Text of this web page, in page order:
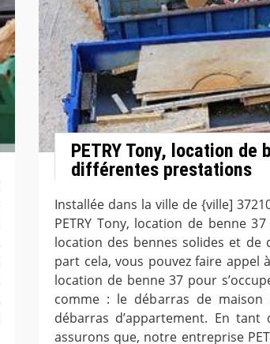
PETRY Tony, location de
différentes prestations
Installée dans la ville de {ville]
PETRY Tony, location de benne
location des bennes solides et de
part cela, vous pouvez faire appel
location de benne 37 pour
comme : le débarras de
débarras d’appartement. En
assurons que, notre entreprise